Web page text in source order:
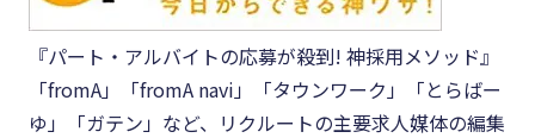
『パート・アルバイトの応募が殺到! 神採用メソッド』
「fromA」「fromA navi」「タウンワーク」「とらばー
ゆ」「ガテン」など、リクルートの主要求人媒体の編集